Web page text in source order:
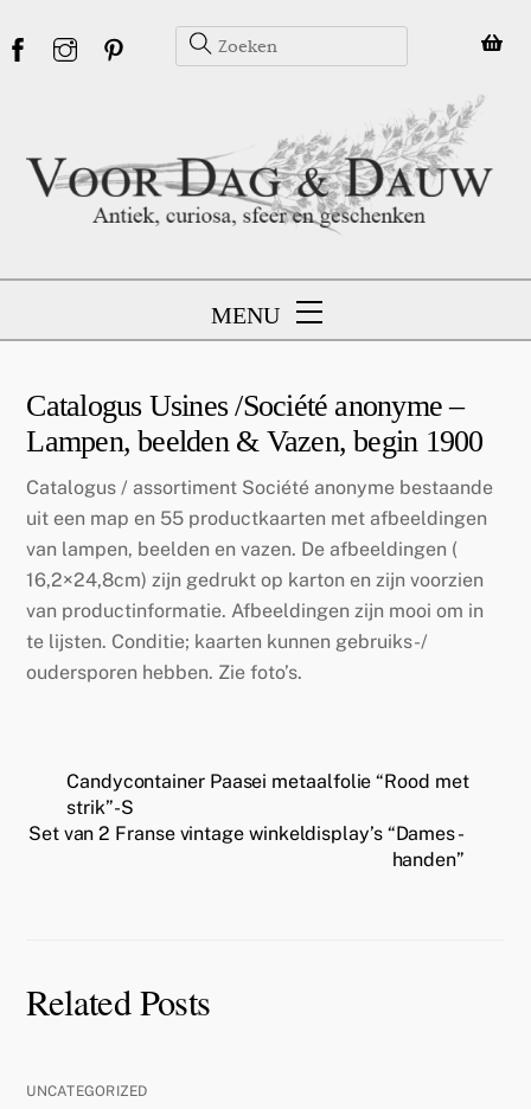
to
MENU
Catalogus Usines /Société anonyme –
Lampen, beelden & Vazen, begin 1900
Catalogus / assortiment Société anonyme bestaande
uit een map en 55 productkaarten met afbeeldingen
van lampen, beelden en vazen. De afbeeldingen (
16,2×24,8cm) zijn gedrukt op karton en zijn voorzien
van productinformatie. Afbeeldingen zijn mooi om in
te lijsten. Conditie; kaarten kunnen gebruiks-/
oudersporen hebben. Zie foto’s.
Candycontainer Paasei metaalfolie “Rood met
strik”- S
Set van 2 Franse vintage winkeldisplay’s “Dames -
handen”
Related Posts
UNCATEGORIZED